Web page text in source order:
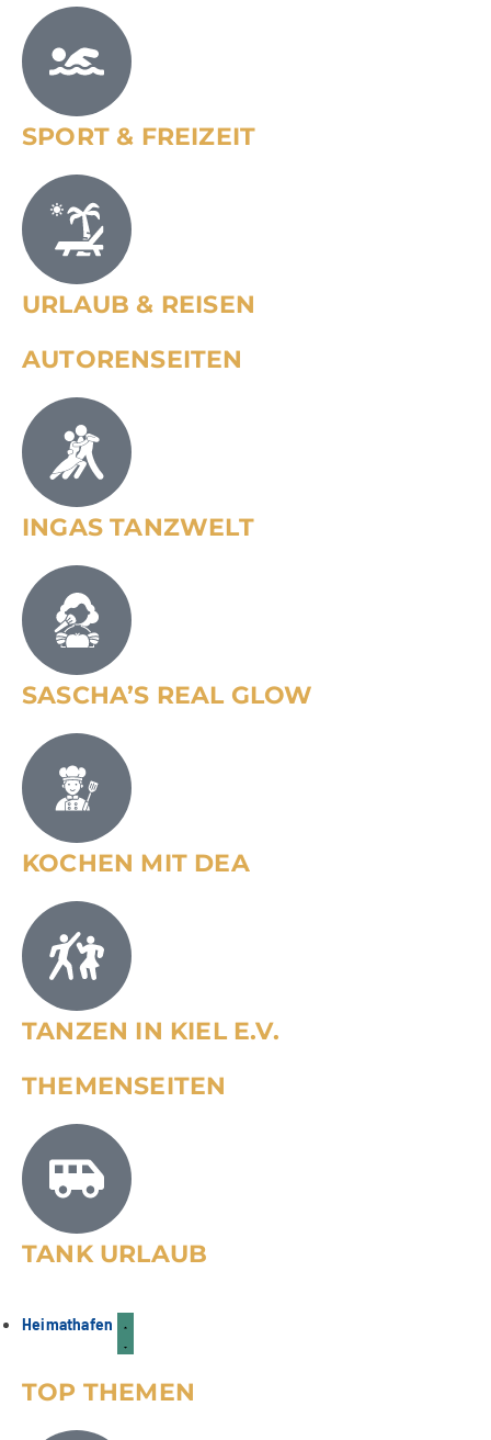
SPORT & FREIZEIT
URLAUB & REISEN
AUTORENSEITEN
INGAS TANZWELT
SASCHA’S REAL GLOW
KOCHEN MIT DEA
TANZEN IN KIEL E.V.
THEMENSEITEN
TANK URLAUB
Mettenhofer Stadtteilfest 2026: Familienfest
Aug.
Heimathafen
TOP THEMEN